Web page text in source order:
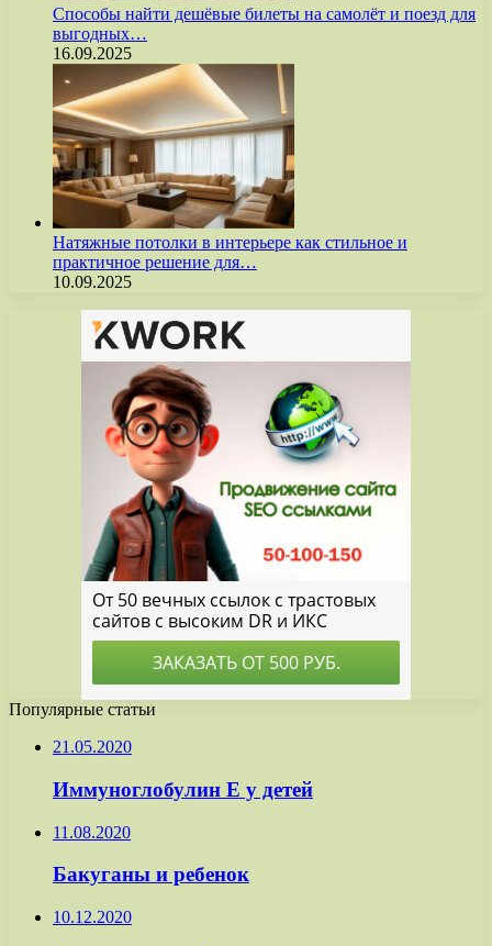
Способы найти дешёвые билеты на самолёт и поезд для
выгодных…
16.09.2025
Натяжные потолки в интерьере как стильное и
практичное решение для…
10.09.2025
Популярные статьи
21.05.2020
Иммуноглобулин Е у детей
11.08.2020
Бакуганы и ребенок
10.12.2020